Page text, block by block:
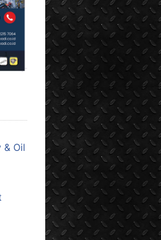
& Oil